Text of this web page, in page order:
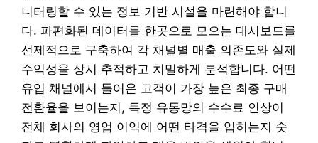
니터링할 수 있는 정보 기반 시설을 마련해야 합니
다. 파편화된 데이터를 한곳으로 모으는 대시보드를
선제적으로 구축하여 각 채널별 매출 의존도와 실제
수익성을 상시 추적하고 치밀하게 분석합니다. 어떤
유입 채널에서 들어온 고객이 가장 높은 최종 구매
전환율을 보이는지, 특정 유통망의 수수료 인상이
전체 회사의 영업 이익에 어떤 타격을 입히는지 숫